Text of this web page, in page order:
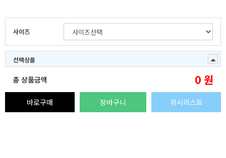
사이즈
선택상품
총 상품금액 0 원
바로구매 장바구니 위시리스트